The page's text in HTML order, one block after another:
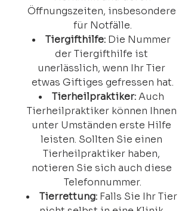
Öffnungszeiten, insbesondere
für Notfälle.
Tiergifthilfe: Die Nummer
der Tiergifthilfe ist
unerlässlich, wenn Ihr Tier
etwas Giftiges gefressen hat.
Tierheilpraktiker: Auch
Tierheilpraktiker können Ihnen
unter Umständen erste Hilfe
leisten. Sollten Sie einen
Tierheilpraktiker haben,
notieren Sie sich auch diese
Telefonnummer.
Tierrettung: Falls Sie Ihr Tier